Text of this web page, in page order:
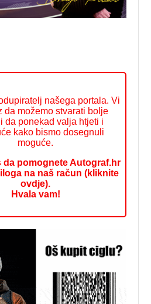
našega portala. Vi
da možemo stvarati bolje
da ponekad valja htjeti i
kako bismo dosegnuli
moguće.
da pomognete Autograf.hr
na naš račun (kliknite
ovdje).
Hvala vam!